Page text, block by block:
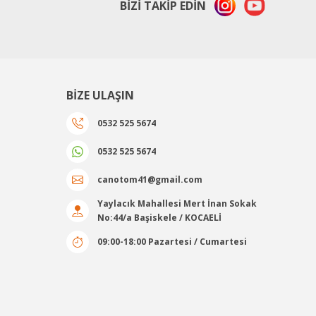
BİZİ TAKİP EDİN
BİZE ULAŞIN
0532 525 5674
0532 525 5674
canotom41@gmail.com
Yaylacık Mahallesi Mert İnan Sokak
No:44/a Başiskele / KOCAELİ
09:00-18:00 Pazartesi / Cumartesi